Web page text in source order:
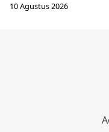
10 Agustus 2026